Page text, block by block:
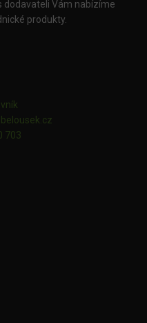
dodavateli Vám nabízíme
produkty.
703